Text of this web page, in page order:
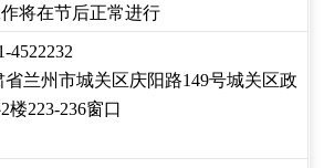
将在节后正常进行
4522232
省兰州市城关区庆阳路149号城关区政
楼223-236窗口